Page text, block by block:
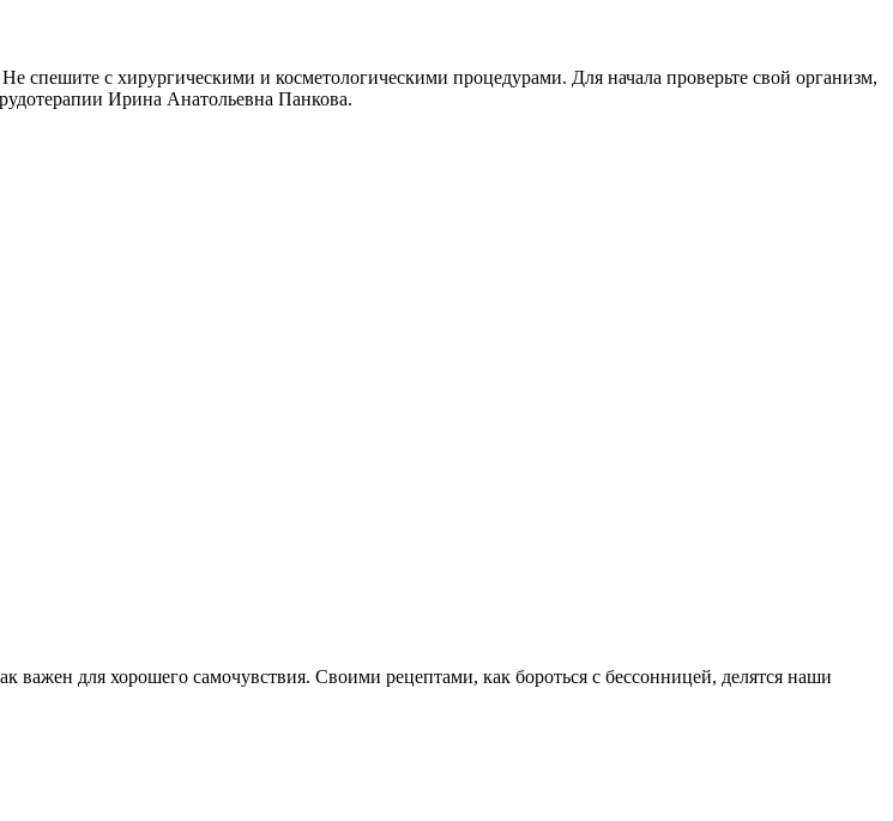
с хирургическими и косметологическими процедурами. Для начала проверьте свой организм,
Ирина Анатольевна Панкова.
для хорошего самочувствия. Своими рецептами, как бороться с бессонницей, делятся наши